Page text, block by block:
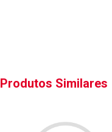
Produtos Similares